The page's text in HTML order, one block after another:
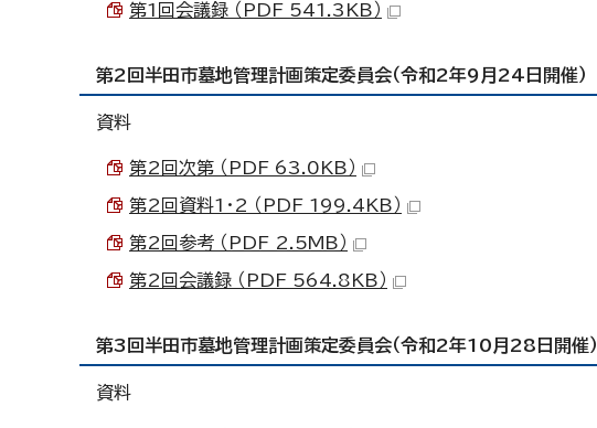
第1回会議録 （PDF 541.3KB）
第2回半田市墓地管理計画策定委員会（令和2年9月24日開催）
資料
第2回次第 （PDF 63.0KB）
第2回資料1・2 （PDF 199.4KB）
第2回参考 （PDF 2.5MB）
第2回会議録 （PDF 564.8KB）
第3回半田市墓地管理計画策定委員会（令和2年10月28日開催）
資料